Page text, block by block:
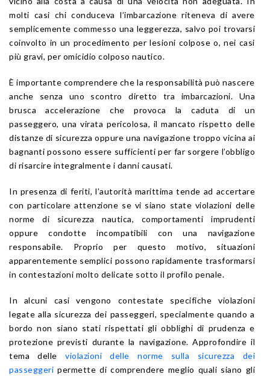
molti casi chi conduceva l’imbarcazione riteneva di avere
semplicemente commesso una leggerezza, salvo poi trovarsi
coinvolto in un procedimento per lesioni colpose o, nei casi
più gravi, per omicidio colposo nautico.
È importante comprendere che la responsabilità può nascere
anche senza uno scontro diretto tra imbarcazioni. Una
brusca accelerazione che provoca la caduta di un
passeggero, una virata pericolosa, il mancato rispetto delle
distanze di sicurezza oppure una navigazione troppo vicina ai
bagnanti possono essere sufficienti per far sorgere l’obbligo
di risarcire integralmente i danni causati.
In presenza di feriti, l’autorità marittima tende ad accertare
con particolare attenzione se vi siano state violazioni delle
norme di sicurezza nautica, comportamenti imprudenti
oppure condotte incompatibili con una navigazione
responsabile. Proprio per questo motivo, situazioni
apparentemente semplici possono rapidamente trasformarsi
in contestazioni molto delicate sotto il profilo penale.
In alcuni casi vengono contestate specifiche violazioni
legate alla sicurezza dei passeggeri, specialmente quando a
bordo non siano stati rispettati gli obblighi di prudenza e
protezione previsti durante la navigazione. Approfondire il
tema delleviolazioni delle norme sulla sicurezza dei
passeggeri permette di comprendere meglio quali siano gli